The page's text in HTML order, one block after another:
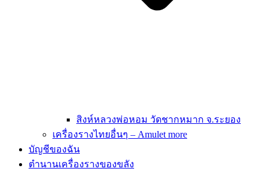
สิงห์หลวงพ่อหอม วัดชากหมาก จ.ระยอง
เครื่องรางไทยอื่นๆ – Amulet more
บัญชีของฉัน
ตำนานเครื่องรางของขลัง